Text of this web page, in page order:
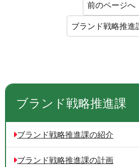
前のページへ
ブランド戦略推進
ブランド戦略推進課
ブランド戦略推進課の紹介
ブランド戦略推進課の計画